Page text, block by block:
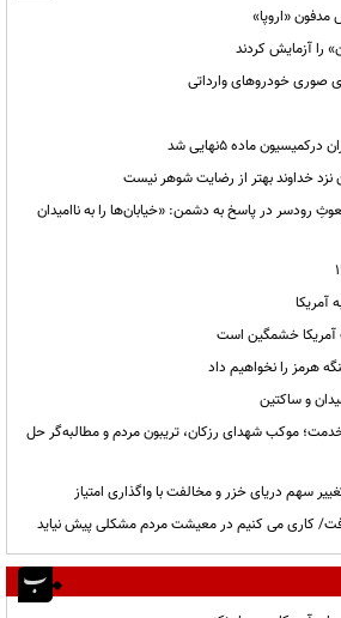
مدفون «اروپا»
را آزمایش کردند
صوری خودروهای وارداتی
ماده ۵نهایی شد
خداوند بهتر از رضایت شوهر نیست
رودسر در پاسخ به دشمن: «خیابان‌ها را به ناامیدان
آمریکا
آمریکا خشمگین است
هرمز را نخواهیم داد
و ساکتین
موکب شهدای رزکان، تریبون مردم و مطالبه‌گر حل
سهم دریای خزر و مخالفت با واگذاری امتیاز
گرفت/ کاری می کنیم در معیشت مردم مشکلی پیش نیاید